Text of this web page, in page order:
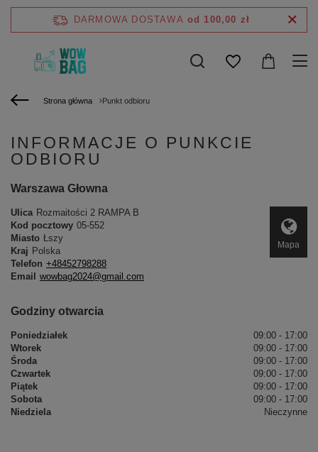
DARMOWA DOSTAWA od 100,00 zł
Strona główna Punkt odbioru
INFORMACJE O PUNKCIE
ODBIORU
Warszawa Głowna
Ulica Rozmaitości 2 RAMPA B
Kod pocztowy 05-552
Miasto Łszy
Kraj Polska
Telefon +48452798288
Email
wowbag2024@gmail.com
Mapa
Godziny otwarcia
Poniedziałek
09:00 - 17:00
Wtorek
09:00 - 17:00
Środa
09:00 - 17:00
Czwartek
09:00 - 17:00
Piątek
09:00 - 17:00
Sobota
09:00 - 17:00
Niedziela
Nieczynne